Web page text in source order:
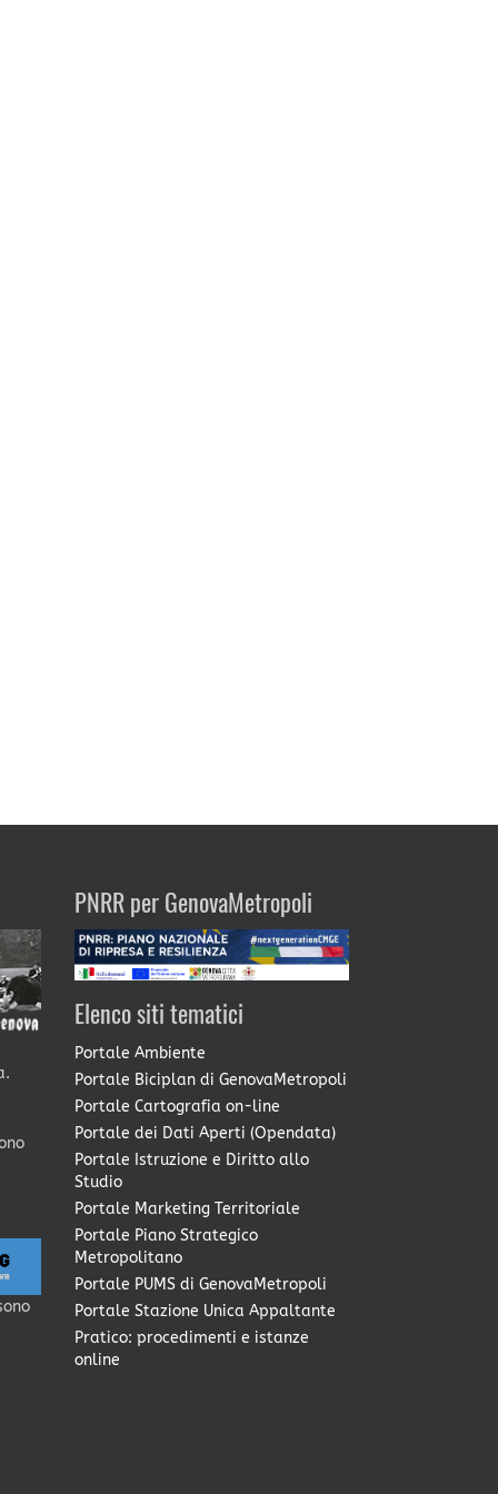
PNRR per GenovaMetropoli
Elenco siti tematici
Portale Ambiente
Portale Biciplan di GenovaMetropoli
Portale Cartografia on-line
Portale dei Dati Aperti (Opendata)
Portale Istruzione e Diritto allo
Studio
Portale Marketing Territoriale
Portale Piano Strategico
Metropolitano
Portale PUMS di GenovaMetropoli
Portale Stazione Unica Appaltante
Pratico: procedimenti e istanze
online